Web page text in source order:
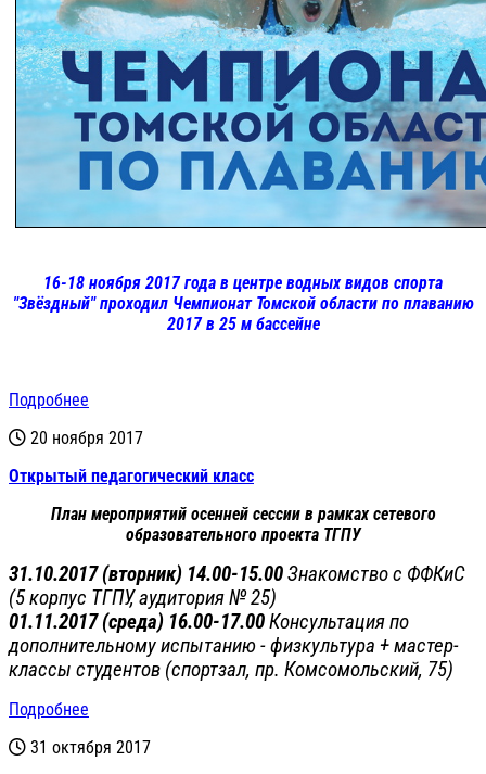
16-18 ноября 2017 года в центре водных видов спорта
"Звёздный" проходил Чемпионат Томской области по плаванию
2017 в 25 м бассейне
Подробнее
20 ноября 2017
Открытый педагогический класс
План мероприятий осенней сессии в рамках сетевого
образовательного проекта ТГПУ
31.10.2017 (вторник) 14.00-15.00Знакомство с ФФКиС
(5 корпус ТГПУ, аудитория № 25)
01.11.2017 (среда) 16.00-17.00Консультация по
дополнительному испытанию - физкультура + мастер-
классы студентов (спортзал, пр. Комсомольский, 75)
Подробнее
31 октября 2017